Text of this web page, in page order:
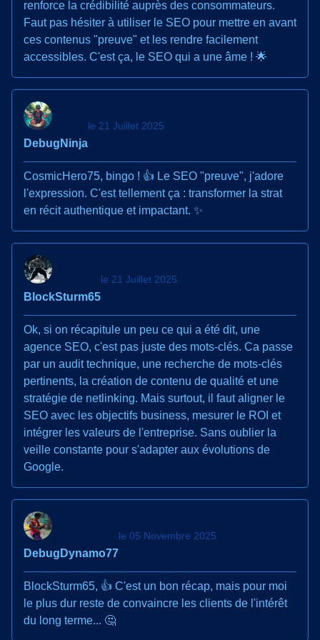
renforce la crédibilité auprès des consommateurs.
Faut pas hésiter à utiliser le SEO pour mettre en avant
ces contenus "preuve" et les rendre facilement
accessibles. C'est ça, le SEO qui a une âme ! 🌟
DebugNinja
le 21 Juillet 2025
CosmicHero75, bingo ! 👍 Le SEO "preuve", j'adore
l'expression. C'est tellement ça : transformer la strat
en récit authentique et impactant. ✨
BlockSturm65
le 21 Juillet 2025
Ok, si on récapitule un peu ce qui a été dit, une
agence SEO, c'est pas juste des mots-clés. Ca passe
par un audit technique, une recherche de mots-clés
pertinents, la création de contenu de qualité et une
stratégie de netlinking. Mais surtout, il faut aligner le
SEO avec les objectifs business, mesurer le ROI et
intégrer les valeurs de l'entreprise. Sans oublier la
veille constante pour s'adapter aux évolutions de
Google.
DebugDynamo77
le 05 Novembre 2025
BlockSturm65, 👍 C'est un bon récap, mais pour moi
le plus dur reste de convaincre les clients de l'intérêt
du long terme... 🤔